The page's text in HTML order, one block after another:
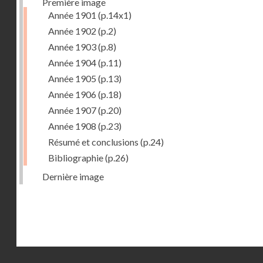
Année 1901 (p.14x1)
Année 1902 (p.2)
Année 1903(p.8)
Année 1904(p.11)
Année 1905 (p.13)
Année 1906 (p.18)
Année 1907(p.20)
Année 1908 (p.23)
Résumé et conclusions (p.24)
Bibliographie(p.26)
Dernière image